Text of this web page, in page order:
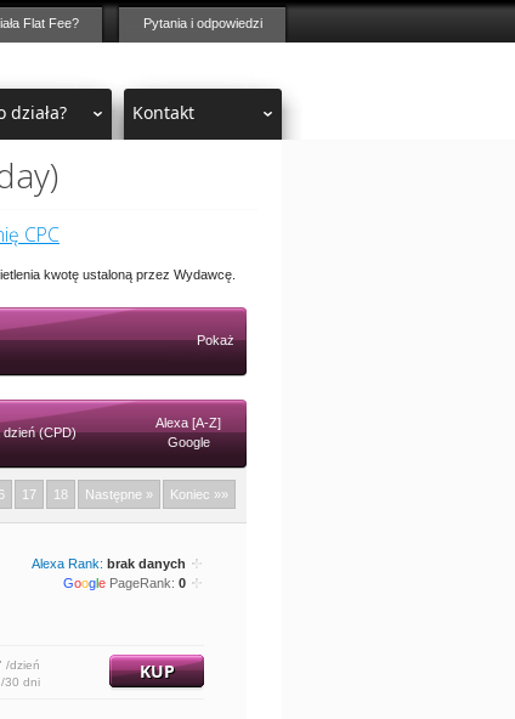
Flat Fee? Pytania i odpowiedzi
działa? Kontakt
CPC
kwotę ustaloną przez Wydawcę.
Pokaż
dzień (CPD)
Alexa [A-Z]
Google
17 18 Następne » Koniec »»
Alexa Rank: brak danych
Google PageRank: 0
/dzień
/30 dni
KUP